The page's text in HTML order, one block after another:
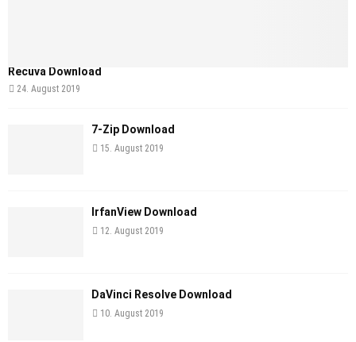
Recuva Download
24. August 2019
7-Zip Download
15. August 2019
IrfanView Download
12. August 2019
DaVinci Resolve Download
10. August 2019